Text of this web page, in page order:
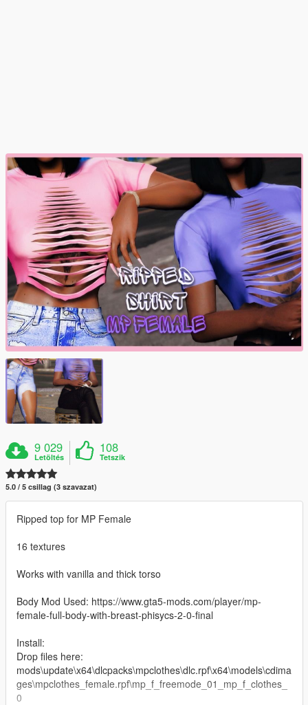
9 029
Letöltés
108
Tetszik
5.0 / 5 csillag (3 szavazat)
Ripped top for MP Female
16 textures
Works with vanilla and thick torso
Body Mod Used: https://www.gta5-mods.com/player/mp-
female-full-body-with-breast-phisycs-2-0-final
Install:
Drop files here:
mods\update\x64\dlcpacks\mpclothes\dlc.rpf\x64\models\cdima
ges\mpclothes_female.rpf\mp_f_freemode_01_mp_f_clothes_
0